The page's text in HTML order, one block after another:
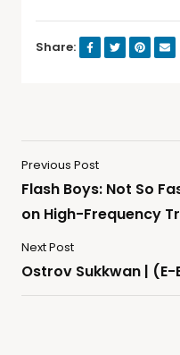
Share:
Previous Post
Flash Boys: Not So
on High-Frequency
Next Post
Ostrov Sukkwan | (E-